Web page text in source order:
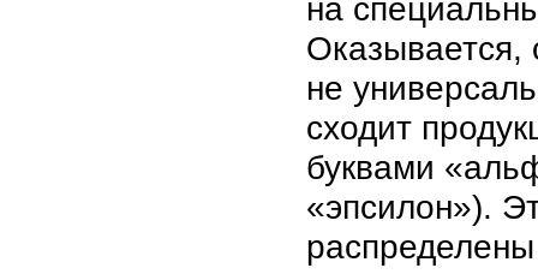
на
Оказывается,
не
сходит
буквами
«эпсилон»).